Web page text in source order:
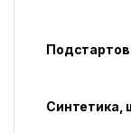
Синтетика,